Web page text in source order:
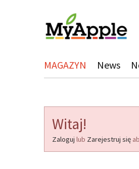
MAGAZYN News
Witaj!
Zaloguj lub Zarejestruj się